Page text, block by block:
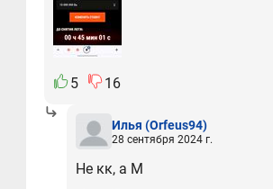
5 16
Илья (Orfeus94)
28 сентября 2024 г.
Не кк, а М